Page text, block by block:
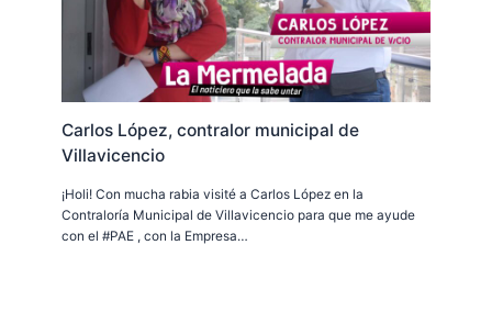
Carlos López, contralor municipal de
Villavicencio
¡Holi! Con mucha rabia visité a Carlos López en la
Contraloría Municipal de Villavicencio para que me ayude
con el #PAE , con la Empresa…